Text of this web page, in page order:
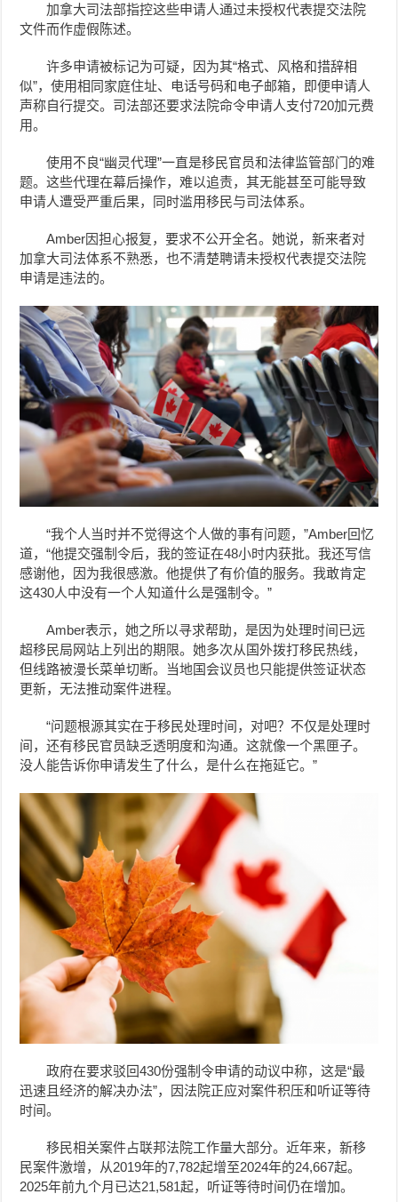
加拿大司法部指控这些申请人通过未授权代表提交法院
文件而作虚假陈述。
许多申请被标记为可疑，因为其“格式、风格和措辞相
似”，使用相同家庭住址、电话号码和电子邮箱，即便申请人
声称自行提交。司法部还要求法院命令申请人支付720加元费
用。
使用不良“幽灵代理”一直是移民官员和法律监管部门的难
题。这些代理在幕后操作，难以追责，其无能甚至可能导致
申请人遭受严重后果，同时滥用移民与司法体系。
Amber因担心报复，要求不公开全名。她说，新来者对
加拿大司法体系不熟悉，也不清楚聘请未授权代表提交法院
申请是违法的。
“我个人当时并不觉得这个人做的事有问题，”Amber回忆
道，“他提交强制令后，我的签证在48小时内获批。我还写信
感谢他，因为我很感激。他提供了有价值的服务。我敢肯定
这430人中没有一个人知道什么是强制令。”
Amber表示，她之所以寻求帮助，是因为处理时间已远
超移民局网站上列出的期限。她多次从国外拨打移民热线，
但线路被漫长菜单切断。当地国会议员也只能提供签证状态
更新，无法推动案件进程。
“问题根源其实在于移民处理时间，对吧？不仅是处理时
间，还有移民官员缺乏透明度和沟通。这就像一个黑匣子。
没人能告诉你申请发生了什么，是什么在拖延它。”
政府在要求驳回430份强制令申请的动议中称，这是“最
迅速且经济的解决办法”，因法院正应对案件积压和听证等待
时间。
移民相关案件占联邦法院工作量大部分。近年来，新移
民案件激增，从2019年的7,782起增至2024年的24,667起。
2025年前九个月已达21,581起，听证等待时间仍在增加。